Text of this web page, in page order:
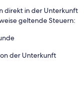
direkt in der Unterkunft
geltende Steuern:
der Unterkunft